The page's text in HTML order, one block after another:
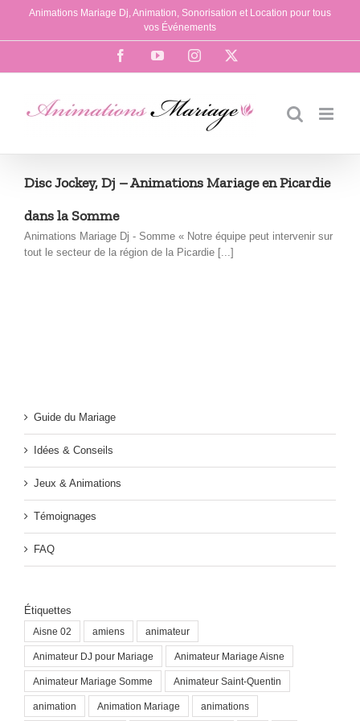
Passer
contenu
Animations Mariage Dj, Animation, Sonorisation et Location pour tous
vos Événements
FacebookYouTubeInstagram
Disc Jockey, Dj – Animations Mariage en Picardie
dans la Somme
Animations Mariage Dj - Somme « Notre équipe peut intervenir sur
tout le secteur de la région de la Picardie [...]
Guide du Mariage
Idées & Conseils
Jeux & Animations
Témoignages
FAQ
Étiquettes
Aisne 02 amiens animateur
Animateur DJ pour Mariage Animateur Mariage Aisne
Animateur Mariage Somme Animateur Saint-Quentin
animation Animation Mariage animations